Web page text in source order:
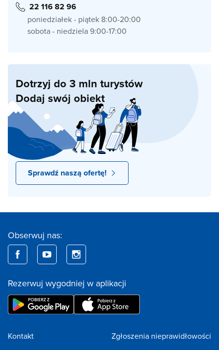
22 116 82 96
poniedziałek - piątek 8:00-20:00
sobota - niedziela 9:00-17:00
Dotrzyj do 3 mln turystów
Dodaj swój obiekt
Sprawdź naszą ofertę!
Obserwuj nas:
Rezerwuj wygodniej w aplikacji
Kontakt
Zgłoszenia nieprawidłowości